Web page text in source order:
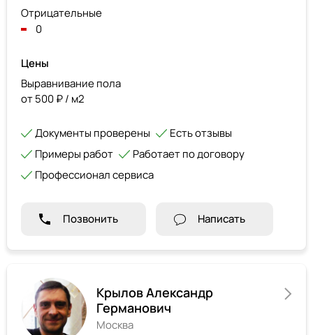
Отрицательные
0
Цены
Выравнивание пола
от 500 ₽ / м2
Документы проверены
Есть отзывы
Примеры работ
Работает по договору
Профессионал сервиса
Позвонить Написать
Крылов Александр
Германович
Москва